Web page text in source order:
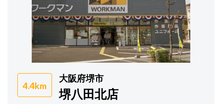
4.4km
大阪府堺市
堺八田北店